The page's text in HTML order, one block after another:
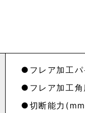
フレア加工
フレア加工
切断能力